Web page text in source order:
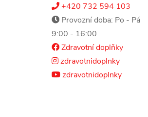
+420 732 594 103
Provozní doba: Po - Pá
9:00 - 16:00
Zdravotní doplňky
zdravotnidoplnky
zdravotnidoplnky